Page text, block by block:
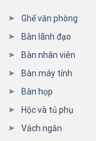
Ghế văn phòng
Bàn lãnh đạo
Bàn nhân viên
Bàn máy tính
Bàn họp
Hộc và tủ phụ
Vách ngăn